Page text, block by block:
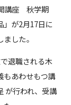
講座 秋学期
」が2月17日に
した。
退職される木
もあわせもつ講
が行われ、受講